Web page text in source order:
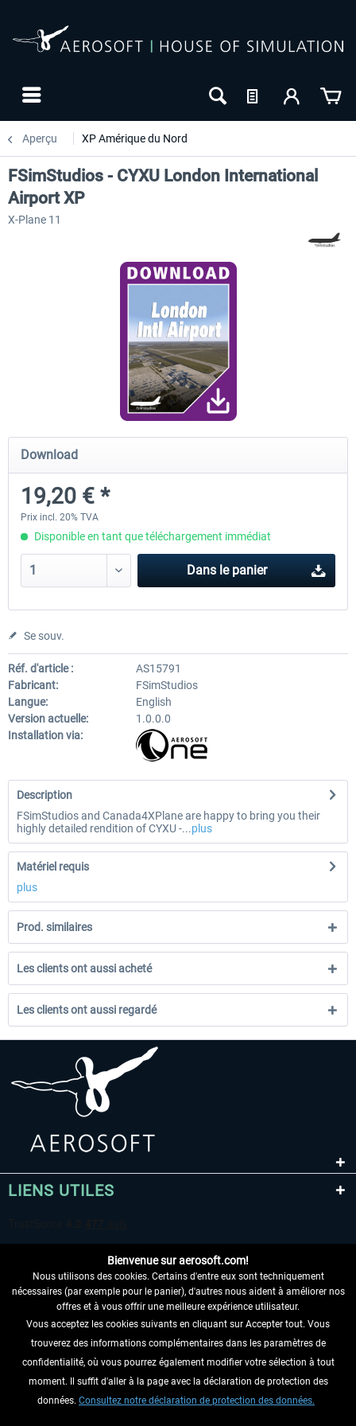
Aperçu XP Amérique du Nord
FunnerFlight - KSAN, KNZY & Naval
Base San...
FSimStudios - CYXU London International
Airport XP
X-Plane 11
Download
19,20 € *
Prix incl. 20% TVA
Disponible en tant que téléchargement immédiat
Dans le panier
Se souv.
Réf. d'article :
AS15791
Fabricant:
FSimStudios
Langue:
English
Version actuelle:
1.0.0.0
Installation via:
Description
FSimStudios and Canada4XPlane are happy to bring you their
highly detailed rendition of CYXU -...plus
Matériel requis
plus
Prod. similaires
Les clients ont aussi acheté
Les clients ont aussi regardé
LIENS UTILES
RENONCER AU CONTRAT ICI
INFORMATIONS
NE MANQUEZ PAS LES DERNIÈRES
Bienvenue sur aerosoft.com!
Nous utilisons des cookies. Certains d'entre eux sont techniquement
nécessaires (par exemple pour le panier), d'autres nous aident à améliorer nos
offres et à vous offrir une meilleure expérience utilisateur.
Vous acceptez les cookies suivants en cliquant sur Accepter tout. Vous
trouverez des informations complémentaires dans les paramètres de
confidentialité, où vous pourrez également modifier votre sélection à tout
moment. Il suffit d'aller à la page avec la déclaration de protection des
données. Consultez notre déclaration de protection des données.